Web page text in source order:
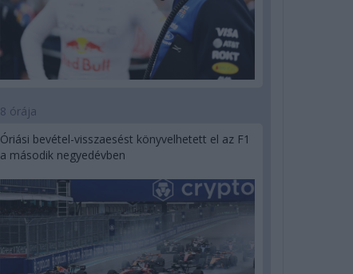
8 órája
Óriási bevétel-visszaesést könyvelhetett el az F1
a második negyedévben